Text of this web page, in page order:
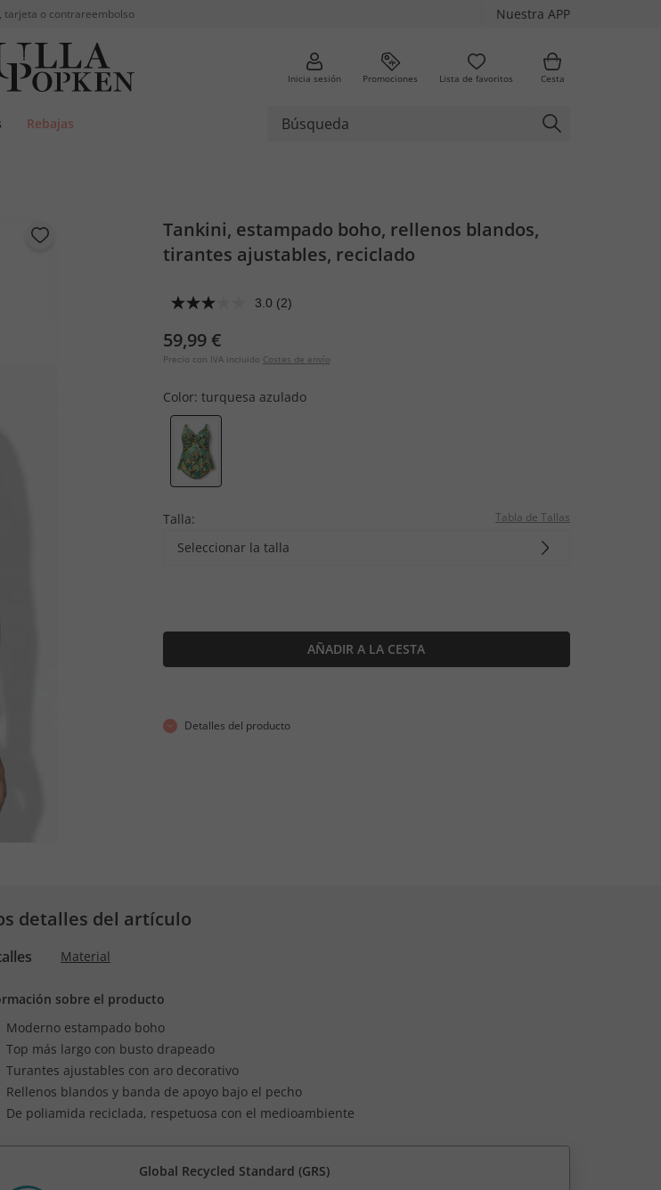
tarjeta o contrareembolso Nuestra APP
Inicia sesión Promociones Lista de favoritos Cesta
Rebajas
Tankini, estampado boho, rellenos blandos,
tirantes ajustables, reciclado
3.0 (2)
59,99 €
Precio con IVA incluido Costes de envío
Color: turquesa azulado
Talla: Tabla de Tallas
Seleccionar la talla
AÑADIR A LA CESTA
Detalles del producto
detalles del artículo
Material
sobre el producto
Moderno estampado boho
Top más largo con busto drapeado
Turantes ajustables con aro decorativo
Rellenos blandos y banda de apoyo bajo el pecho
De poliamida reciclada, respetuosa con el medioambiente
Global Recycled Standard (GRS)